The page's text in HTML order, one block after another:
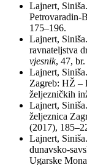
Lajnert,
Petrovaradin-
175–196.
Lajnert,
ravnateljstva
vjesnik, 47,
Lajnert, Siniša.
Zagreb: HŽ –
željezničkih
Lajnert,
željeznica
(2017),
Lajnert,
dunavsko-
Ugarske